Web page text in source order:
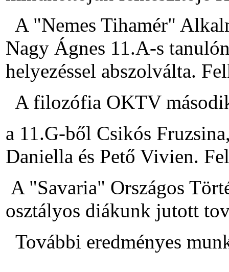
A "Nemes Tihamér"
Nagy Ágnes 11.A-s
helyezéssel abszolválta.
A filozófia OKTV
a 11.G-ből Csikós
Daniella és Pető Vivien.
A "Savaria" Országos
osztályos diákunk jutott
További eredményes